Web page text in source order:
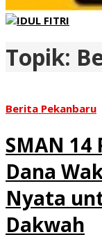
Topik:
Berita Pekanbaru
SMAN 14
Dana
Nyata
Dakwah